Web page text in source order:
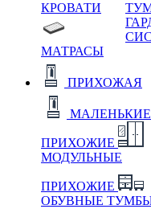
КРОВАТИ
МАТРАСЫ
ПРИХОЖАЯ
МАЛЕНЬКИЕ
ПРИХОЖИЕ
МОДУЛЬНЫЕ
ПРИХОЖИЕ
ОБУВНЫЕ